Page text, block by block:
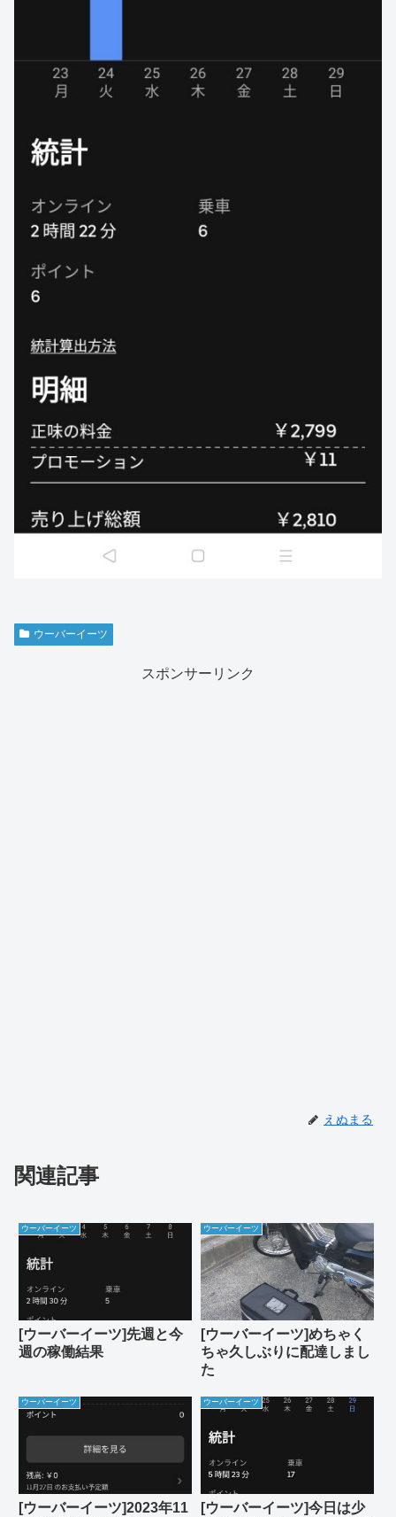
ウーバーイーツ
スポンサーリンク
えぬまる
関連記事
ウーバーイーツ
[ウーバーイーツ]先週と今
週の稼働結果
ウーバーイーツ
[ウーバーイーツ]めちゃく
ちゃ久しぶりに配達しまし
た
ウーバーイーツ
[ウーバーイーツ]2023年11
ウーバーイーツ
[ウーバーイーツ]今日は少